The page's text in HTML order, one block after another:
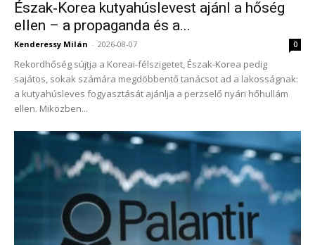
Krímben lévő raktárközpontokat.
„Romsics Ignác Széchenyi-díjas történésszel,
akadémikussal, egyetemi tanárral beszélgettünk a
nemzetünk előtt álló sorskérdésekről. Professzor
úrnál talán senki nem ismeri jobban a magyar
történelmet” – posztolta
este Magyar Péter.
EUR
363,45USD CHF 390,83GBP425,28BUX
00,00 0,00 %
2026. július 24. péntek
A mai országos átlagárak az alábbiak (2026.07.21-én):
Észak‑Korea kutyahúslevest ajánl a hőség
ellen – a propaganda és a...
Kenderessy Milán - 2026-08-07 0
Rekordhőség sújtja a Koreai‑félszigetet, Észak‑Korea pedig
sajátos, sokak számára megdöbbentő tanácsot ad a lakosságnak:
a kutyahúsleves fogyasztását ajánlja a perzselő nyári hőhullám
ellen. Miközben...